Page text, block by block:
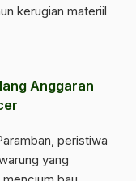
kerugian materiil
Anggaran
peristiwa
yang